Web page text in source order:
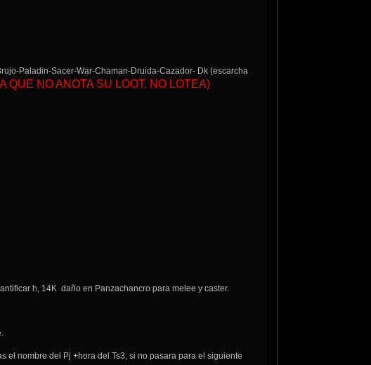
Paladin-Sacer-War-Chaman-Druida-Cazador- Dk (escarcha
QUE NO ANOTA SU LOOT, NO LOTEA)
h, 14K daño en Panzachancro para melee y caster.
el nombre del Pj +hora del Ts3, si no pasara para el siguiente